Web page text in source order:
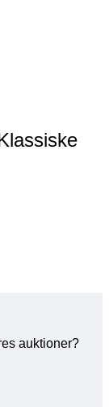
auktioner?